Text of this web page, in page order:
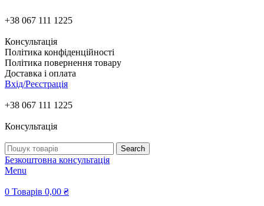
+38 067 111 1225
Консультація
Політика конфіденційності
Політика повернення товару
Доставка і оплата
Вхід/Реєстрація
+38 067 111 1225
Консультація
Search
Безкоштовна консультація
Menu
0 Товарів 0,00 ₴